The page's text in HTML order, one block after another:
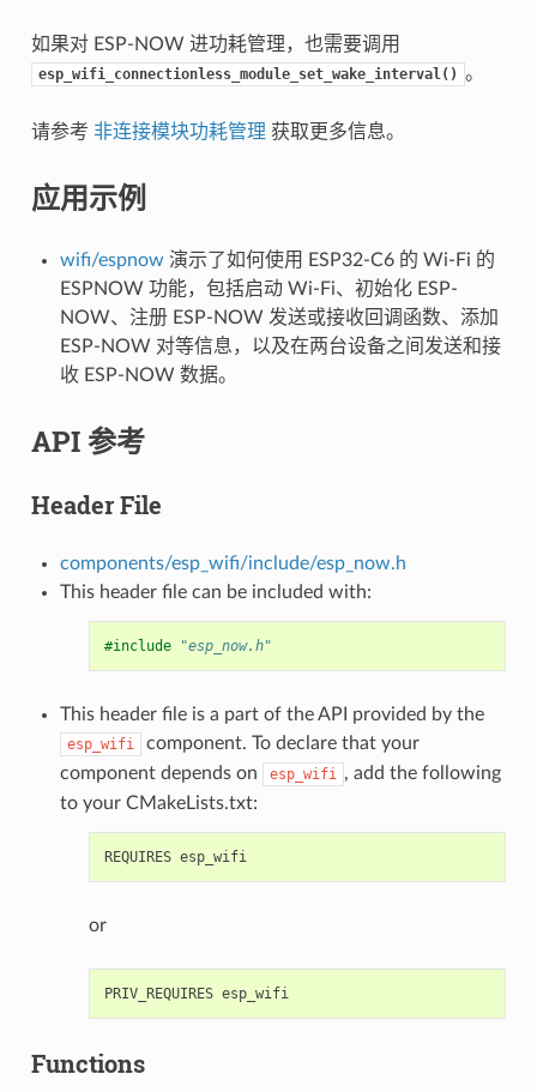
如果对 ESP-NOW 进功耗管理，也需要调用
esp_wifi_connectionless_module_set_wake_interval() 。
请参考 非连接模块功耗管理 获取更多信息。
应用示例
wifi/espnow 演示了如何使用 ESP32-C6 的 Wi-Fi 的
ESPNOW 功能，包括启动 Wi-Fi、初始化 ESP-
NOW、注册 ESP-NOW 发送或接收回调函数、添加
ESP-NOW 对等信息，以及在两台设备之间发送和接
收 ESP-NOW 数据。
API 参考
Header File
components/esp_wifi/include/esp_now.h
This header file can be included with:
#include "esp_now.h"
This header file is a part of the API provided by the
esp_wifi
component. To declare that your
component depends on
esp_wifi , add the following
to your CMakeLists.txt:
REQUIRES esp_wifi
or
PRIV_REQUIRES esp_wifi
Functions